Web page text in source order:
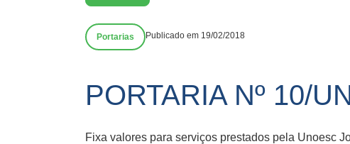
Portarias Publicado em 19/02/2018
PORTARIA Nº 10/
Fixa valores para serviços prestados pela Unoesc